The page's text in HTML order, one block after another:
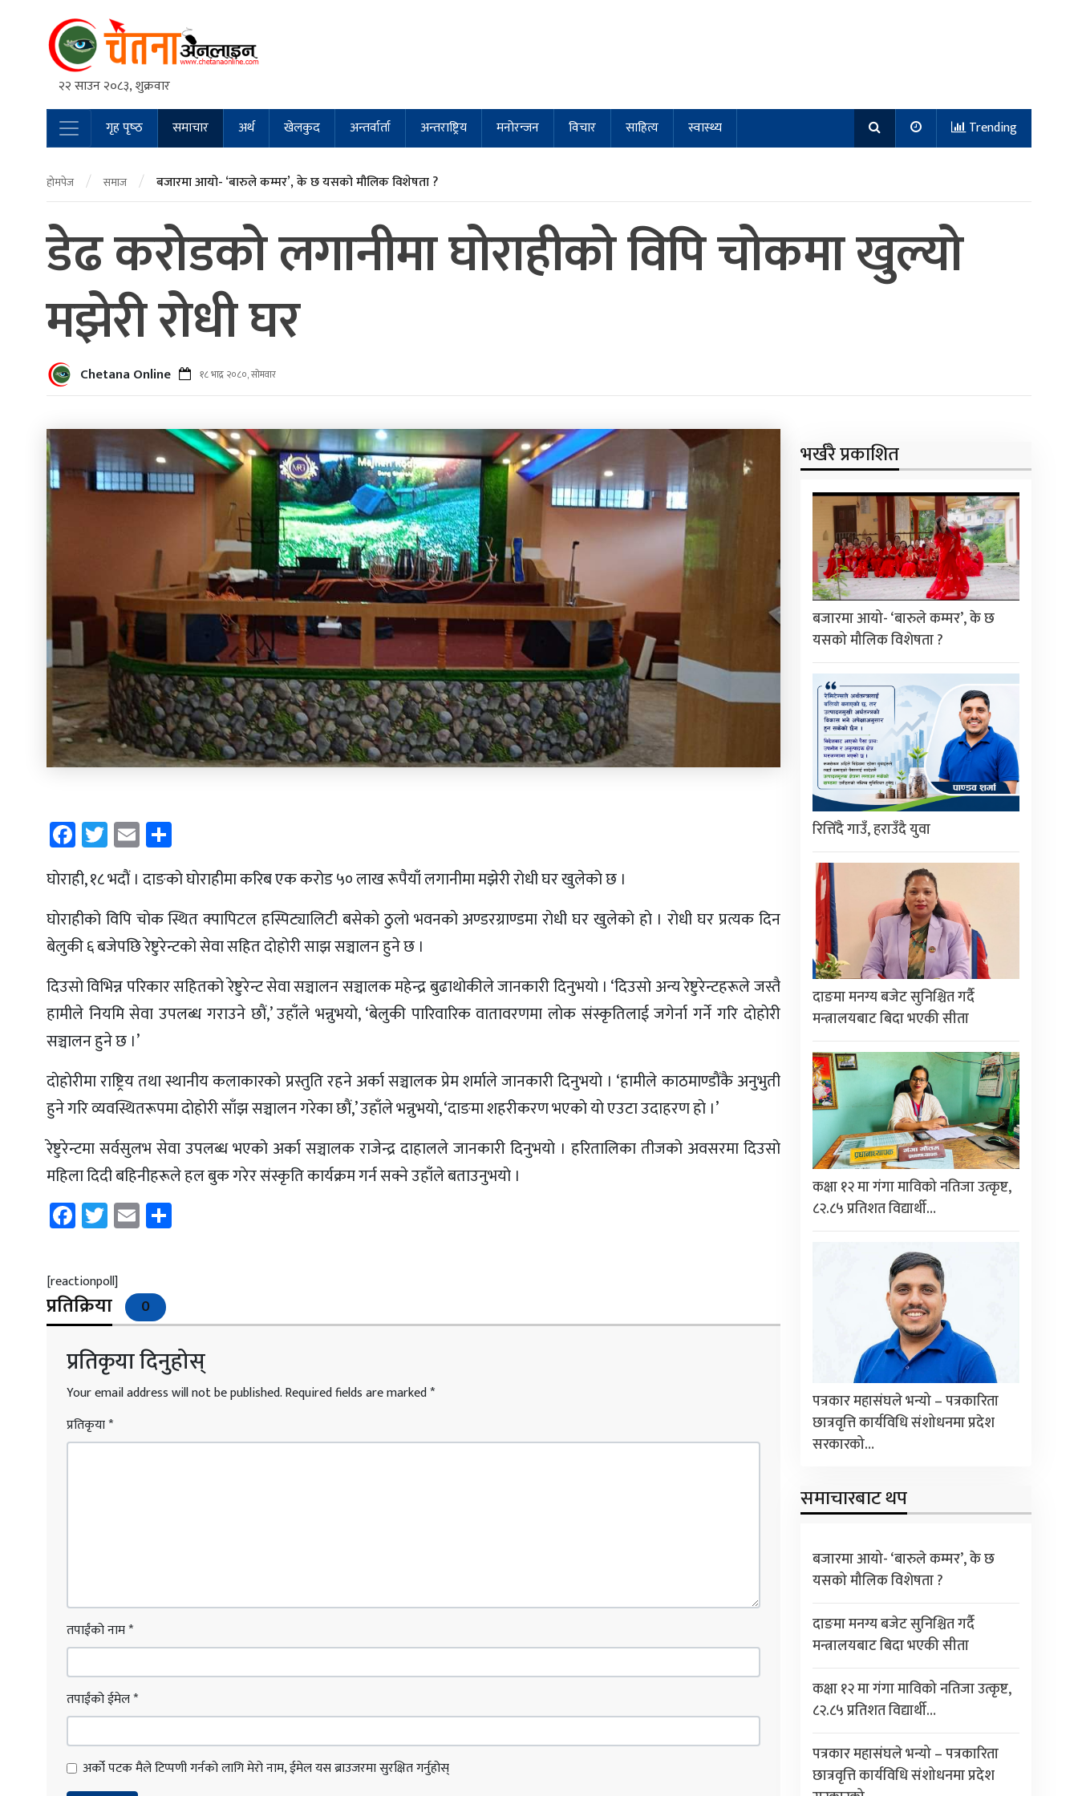
२२ साउन २०८३, शुक्रवार
Main Navigation
गृह पृष्‍ठ समाचार अर्थ खेलकुद अन्तर्वार्ता अन्तराष्ट्रिय मनोरन्जन विचार साहित्य स्वास्थ्य Trending
होमपेज / समाज / बजारमा आयो- ‘बारुले कम्मर’, के छ यसको मौलिक विशेषता ?
डेढ कराेडकाे लगानीमा घाेराहीकाे विपि चाेकमा खुल्याे
मझेरी राेधी घर
Chetana Online १८ भाद्र २०८०, सोमवार
Facebook
Twitter
Email
घाेराही, १८ भदाैं । दाङकाे घाेराहीमा करिब एक करोड ५० लाख रूपैयाँ लगानीमा मझेरी राेधी घर खुलेकाे छ ।
घाेराहीकाे विपि चाेक स्थित क्पापिटल हस्पिट्यालिटी बसेकाे ठुलाे भवनकाे अण्डरग्राण्डमा राेधी घर खुलेकाे हाे । राेधी घर प्रत्यक दिन
बेलुकी ६ बजेपछि रेष्टुरेन्टकाे सेवा सहित दाेहाेरी साझ सञ्चालन हुने छ ।
दिउसाे विभिन्न परिकार सहितको रेष्टुरेन्ट सेवा सञ्चालन सञ्चालक महेन्द्र बुढाथोकीले जानकारी दिनुभयाे । ‘दिउसाे अन्य रेष्टुरेन्टहरूले जस्तै
हामीले नियमि सेवा उपलब्ध गराउने छाैं,’ उहाँले भन्नुभयाे, ‘बेलुकी पारिवारिक वातावरणमा लाेक संस्कृतिलाई जगेर्ना गर्ने गरि दाेहाेरी
सञ्चालन हुने छ ।’
दाेहाेरीमा राष्ट्रिय तथा स्थानीय कलाकारकाे प्रस्तुति रहने अर्का सञ्चालक प्रेम शर्माले जानकारी दिनुभयाे । ‘हामीले काठमाण्डाैंकै अनुभुती
हुने गरि व्यवस्थितरूपमा दाेहाेरी साँझ सञ्चालन गरेका छाैं,’ उहाँले भन्नुभयाे, ‘दाङमा शहरीकरण भएकाे याे एउटा उदाहरण हाे ।’
रेष्टुरेन्टमा सर्वसुलभ सेवा उपलब्ध भएकाे अर्का सञ्चालक राजेन्द्र दाहालले जानकारी दिनुभयाे । हरितालिका तीजकाे अवसरमा दिउसाे
महिला दिदी बहिनीहरूले हल बुक गरेर संस्कृति कार्यक्रम गर्न सक्ने उहाँले बताउनुभयाे ।
Facebook
Twitter
Email
[reactionpoll]
प्रतिक्रिया 0
प्रतिकृया दिनुहोस्
Your email address will not be published.Required fields are marked*
प्रतिकृया*
तपाईंको नाम*
तपाईंको ईमेल*
अर्को पटक मैले टिप्पणी गर्नको लागि मेरो नाम, ईमेल यस ब्राउजरमा सुरक्षित गर्नुहोस्
भर्खरै प्रकाशित
बजारमा आयो- ‘बारुले कम्मर’, के छ
यसको मौलिक विशेषता ?
रित्तिँदै गाउँ, हराउँदै युवा
दाङमा मनग्य बजेट सुनिश्चित गर्दै
मन्त्रालयबाट बिदा भएकी सीता
कक्षा १२ मा गंगा माविको नतिजा उत्कृष्ट,
८२.८५ प्रतिशत विद्यार्थी…
पत्रकार महासंघले भन्यो – पत्रकारिता
छात्रवृत्ति कार्यविधि संशोधनमा प्रदेश
सरकारको…
समाचारबाट थप
बजारमा आयो- ‘बारुले कम्मर’, के छ
यसको मौलिक विशेषता ?
दाङमा मनग्य बजेट सुनिश्चित गर्दै
मन्त्रालयबाट बिदा भएकी सीता
कक्षा १२ मा गंगा माविको नतिजा उत्कृष्ट,
८२.८५ प्रतिशत विद्यार्थी…
पत्रकार महासंघले भन्यो – पत्रकारिता
छात्रवृत्ति कार्यविधि संशोधनमा प्रदेश